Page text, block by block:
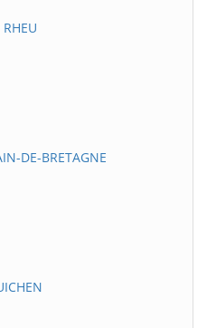
DE-BRETAGNE